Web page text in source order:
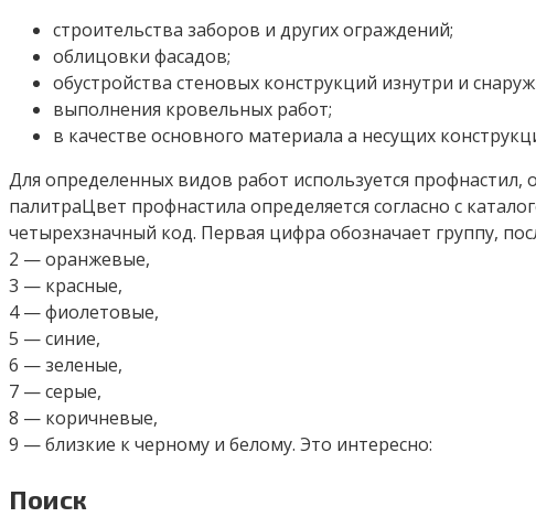
строительства заборов и других ограждений;
облицовки фасадов;
обустройства стеновых конструкций изнутри и
выполнения кровельных работ;
в качестве основного материала а несущих
Для определенных видов работ используется
палитраЦвет профнастила определяется согласно с
четырехзначный код. Первая цифра обозначает группу,
2 — оранжевые,
3 — красные,
4 — фиолетовые,
5 — синие,
6 — зеленые,
7 — серые,
8 — коричневые,
9 — близкие к черному и белому. Это интересно:
Поиск